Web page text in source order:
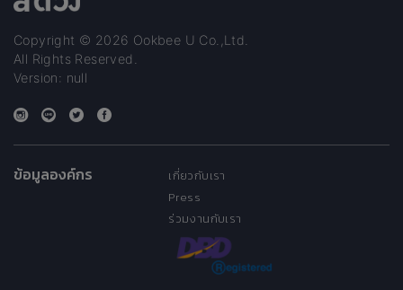
Copyright © 2026 Ookbee U Co.,Ltd.
All Rights Reserved.
Version: null
ข้อมูลองค์กร
เกี่ยวกับเรา
Press
ร่วมงานกับเรา